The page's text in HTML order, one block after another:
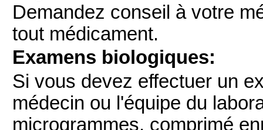
Demandez conseil à votre
tout médicament.
Examens biologiques:
Si vous devez effectuer un
médecin ou l'équipe du
microgrammes, comprimé